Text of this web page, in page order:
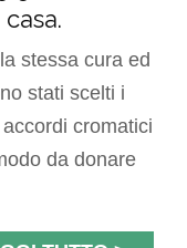
stessa cura ed
stati scelti i
cromatici
da donare